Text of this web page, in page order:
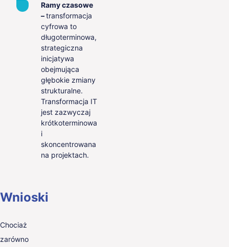
Ramy czasowe
–transformacja
cyfrowa to
długoterminowa,
strategiczna
inicjatywa
obejmująca
głębokie zmiany
strukturalne.
Transformacja IT
jest zazwyczaj
krótkoterminowa
i
skoncentrowana
na projektach.
Wnioski
Chociaż
zarówno